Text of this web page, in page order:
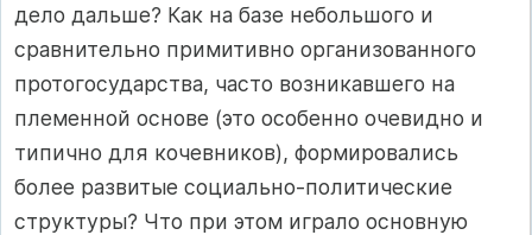
дело дальше? Как на базе небольшого и
сравнительно примитивно организованного
протогосударства, часто возникавшего на
племенной основе (это особенно очевидно и
типично для кочевников), формировались
более развитые социально‑политические
структуры? Что при этом играло основную